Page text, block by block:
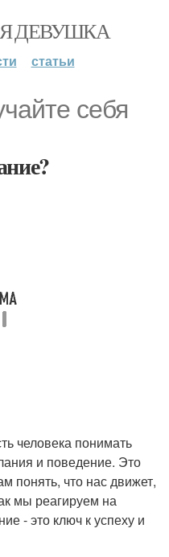
ДЕВУШКА
статьи
себя
человека понимать
и поведение. Это
понять, что нас движет,
мы реагируем на
- это ключ к успеху и